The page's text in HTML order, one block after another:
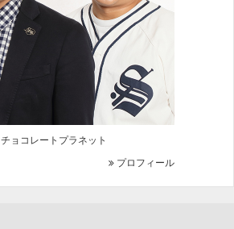
チョコレートプラネット
プロフィール